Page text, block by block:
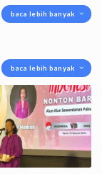
baca lebih banyak
baca lebih banyak